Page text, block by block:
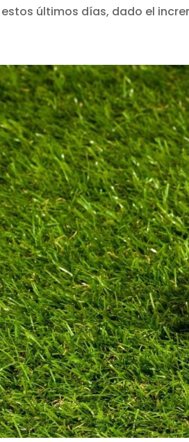
últimos días, dado el